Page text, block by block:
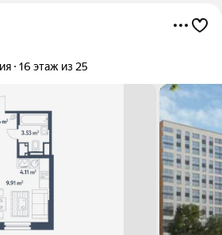
16 этаж из 25